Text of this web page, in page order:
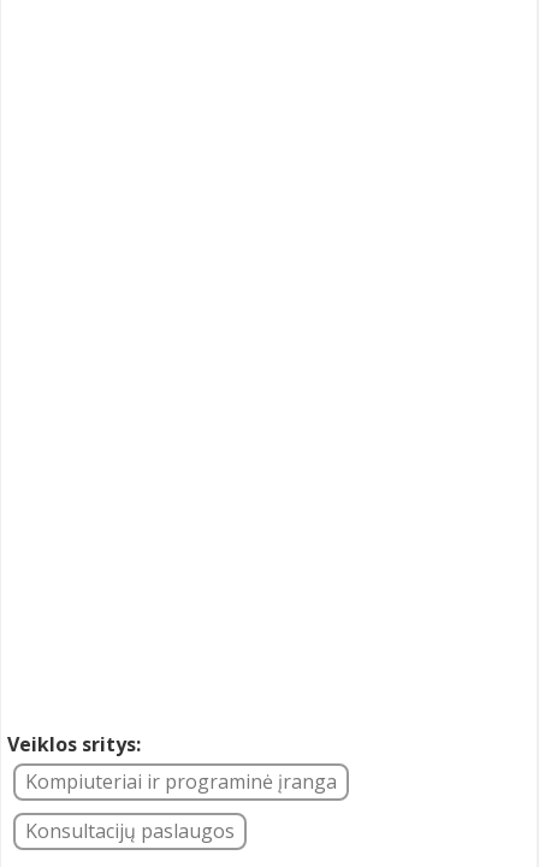
Veiklos sritys:
Kompiuteriai ir programinė įranga
Konsultacijų paslaugos